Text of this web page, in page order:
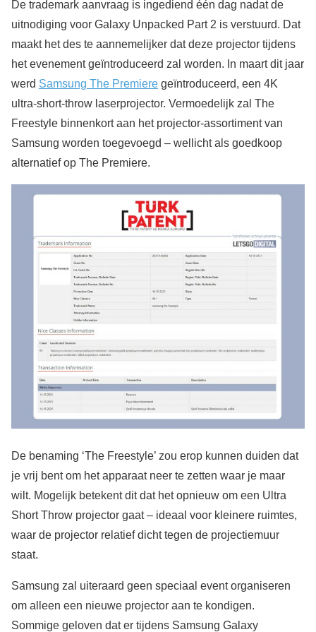
De trademark aanvraag is ingediend één dag nadat de
uitnodiging voor Galaxy Unpacked Part 2 is verstuurd. Dat
maakt het des te aannemelijker dat deze projector tijdens
het evenement geïntroduceerd zal worden. In maart dit jaar
werd Samsung The Premiere geïntroduceerd, een 4K
ultra-short-throw laserprojector. Vermoedelijk zal The
Freestyle binnenkort aan het projector-assortiment van
Samsung worden toegevoegd – wellicht als goedkoop
alternatief op The Premiere.
De benaming ‘The Freestyle’ zou erop kunnen duiden dat
je vrij bent om het apparaat neer te zetten waar je maar
wilt. Mogelijk betekent dit dat het opnieuw om een Ultra
Short Throw projector gaat – ideaal voor kleinere ruimtes,
waar de projector relatief dicht tegen de projectiemuur
staat.
Samsung zal uiteraard geen speciaal event organiseren
om alleen een nieuwe projector aan te kondigen.
Sommige geloven dat er tijdens Samsung Galaxy